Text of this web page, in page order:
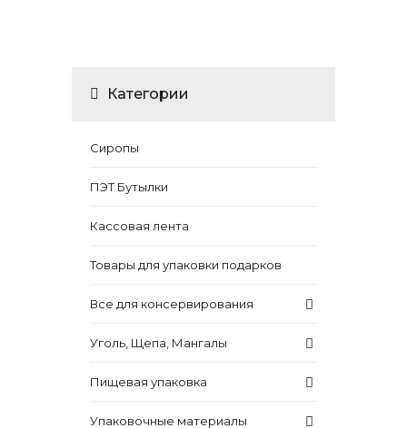
Категории
Сиропы
ПЭТ Бутылки
Кассовая лента
Товары для упаковки подарков
Все для консервирования
Уголь, Щепа, Мангалы
Пищевая упаковка
Упаковочные материалы